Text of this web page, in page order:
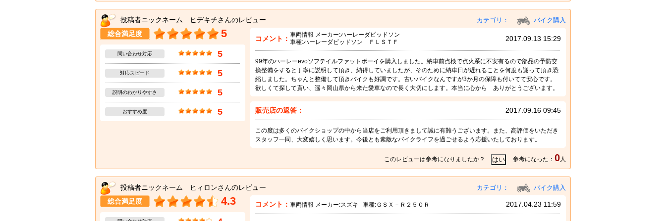
投稿者ニックネーム ヒデキチさんのレビュー カテゴリ： バイク購入
総合満足度 5
問い合わせ対応 5
対応スピード 5
説明のわかりやすさ 5
おすすめ度 5
コメント： 車両情報 メーカー:ハーレーダビッドソン
車種:ハーレーダビッドソン ＦＬＳＴＦ 2017.09.13 15:29
99年のハーレーevoソフテイルファットボーイを購入しました。納車前点検で点火系に不安有るので部品の予防交
換整備をすると丁寧に説明して頂き、納得していましたが、そのために納車日が遅れることを何度も謝って頂き恐
縮しました。ちゃんと整備して頂きバイクも好調です。古いバイクなんですが3か月の保障も付いてて安心です。
欲しくて探して貰い、遥々岡山県から来た愛車なので長く大切にします。本当に心から ありがとうございます。
販売店の返答： 2017.09.16 09:45
この度は多くのバイクショップの中から当店をご利用頂きまして誠に有難うございます。また、高評価をいただき
スタッフ一同、大変嬉しく思います。今後とも素敵なバイクライフを過ごせるよう応援いたしております。
このレビューは参考になりましたか？ 参考になった： 0人
投稿者ニックネーム ヒィロンさんのレビュー カテゴリ： バイク購入
総合満足度 4.3 コメント： 車両情報 メーカー:スズキ 車種:ＧＳＸ－Ｒ２５０Ｒ 2017.04.23 11:59